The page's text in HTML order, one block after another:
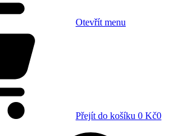
Otevřít menu
Přejít do košíku 0 Kč0